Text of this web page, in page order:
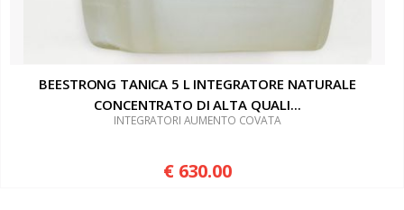
BEESTRONG TANICA 5 L INTEGRATORE NATURALE
CONCENTRATO DI ALTA QUALI...
INTEGRATORI AUMENTO COVATA
€ 630.00